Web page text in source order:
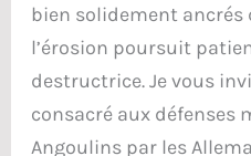
bien solidement ancrés
l’érosion poursuit
destructrice. Je vous
consacré aux défenses
Angoulins par les